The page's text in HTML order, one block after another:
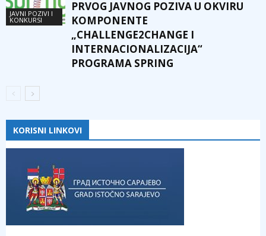
JAVNI POZIVI I
KONKURSI
PRVOG JAVNOG POZIVA U OKVIRU
KOMPONENTE
„CHALLENGE2CHANGE I
INTERNACIONALIZACIJA“
PROGRAMA SPRING
KORISNI LINKOVI